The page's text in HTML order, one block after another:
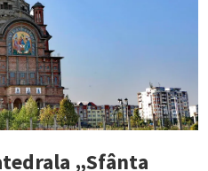
„Sfânta